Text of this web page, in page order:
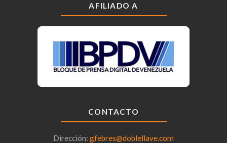
AFILIADO A
CONTACTO
Dirección: gfebres@doblellave.com